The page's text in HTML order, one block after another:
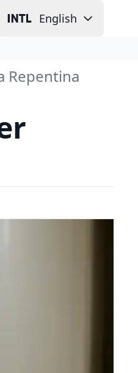
English
Repentina